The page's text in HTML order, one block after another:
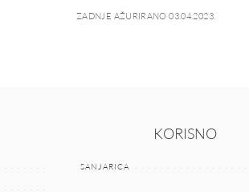
ZADNJE AŽURIRANO 03.04.2023.
KORISNO
SANJARICA